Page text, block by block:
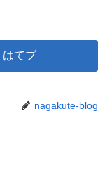
はてブ
nagakute-blog